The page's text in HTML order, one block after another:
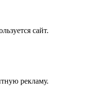
сайт.
рекламу.